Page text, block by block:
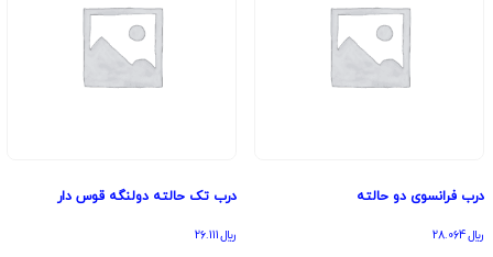
درب فرانسوی دو حالته
﷼28.064
درب تک حالته دولنگه قوس دار
﷼26.111